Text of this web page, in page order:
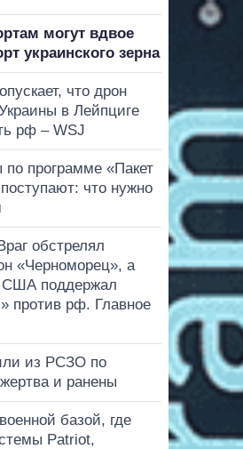
могут вдвое
украинского зерна
что дрон
в Лейпциге
рф – WSJ
программе «Пакет
что нужно
обстрелял
«Черноморец», а
США поддержал
против рф. Главное
из РСЗО по
и ранены
базой, где
Patriot,